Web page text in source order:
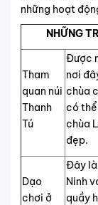
những hoạt
NHỮNG
Tham
quan núi
Thanh
Tú
Được
nơi
chùa
có
chùa
đẹp.
Dạo
chơi ở
Đây là
Ninh
quầy